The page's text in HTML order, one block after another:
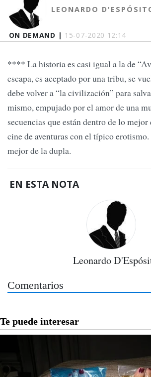
ON DEMAND | 15-07-2020 12:14
LEONARDO
**** La historia es casi igual a la de
escapa, es aceptado por una tribu, se
debe volver a “la civilización” para
mismo, empujado por el amor de una
secuencias que están dentro de lo mejor
cine de aventuras con el típico
mejor de la dupla.
EN ESTA NOTA
Leonardo
Comentarios